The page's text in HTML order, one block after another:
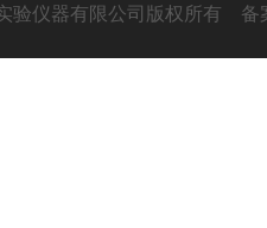
验仪器有限公司版权所有 备